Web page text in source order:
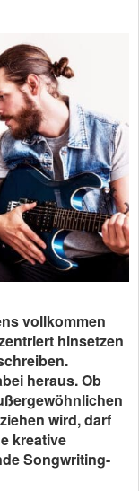
vollkommen
hinsetzen
heraus. Ob
wird, darf
kreative
Songwriting-